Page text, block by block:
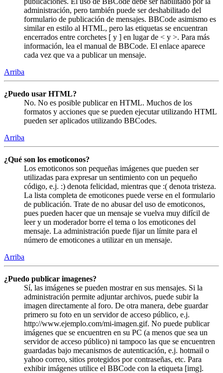
administración, pero también puede ser deshabilitado del
formulario de publicación de mensajes. BBCode asimismo es
similar en estilo al HTML, pero las etiquetas se encuentran
encerrados entre corchetes [ y ] en lugar de < y >. Para más
información, lea el manual de BBCode. El enlace aparece
cada vez que va a publicar un mensaje.
Arriba
¿Puedo usar HTML?
No. No es posible publicar en HTML. Muchos de los
formatos y acciones que se pueden ejecutar utilizando HTML
pueden ser aplicados utilizando BBCodes.
Arriba
¿Qué son los emoticonos?
Los emoticonos son pequeñas imágenes que pueden ser
utilizadas para expresar un sentimiento con un pequeño
código, e.j. :) denota felicidad, mientras que :( denota tristeza.
La lista completa de emoticones puede verse en el formulario
de publicación. Trate de no abusar del uso de emoticonos,
pues pueden hacer que un mensaje se vuelva muy difícil de
leer y un moderador borre el tema o los emoticones del
mensaje. La administración puede fijar un límite para el
número de emoticones a utilizar en un mensaje.
Arriba
¿Puedo publicar imagenes?
Sí, las imágenes se pueden mostrar en sus mensajes. Si la
administración permite adjuntar archivos, puede subir la
imagen directamente al foro. De otra manera, debe guardar
primero su foto en un servidor de acceso público, e.j.
http://www.ejemplo.com/mi-imagen.gif. No puede publicar
imágenes que se encuentren en su PC (a menos que sea un
servidor de acceso público) ni tampoco las que se encuentren
guardadas bajo mecanismos de autenticación, e.j. hotmail o
yahoo correo, sitios protegidos por contraseñas, etc. Para
exhibir imágenes utilice el BBCode con la etiqueta [img].